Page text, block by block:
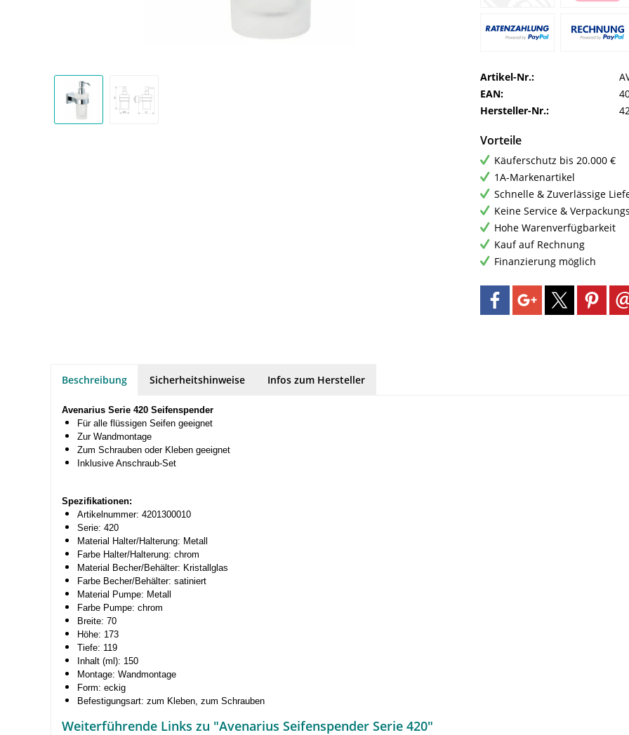
Artikel-Nr.:
EAN:
Hersteller-Nr.:
Vorteile
Käuferschutz bis 20.000 €
1A-Markenartikel
Schnelle & Zuverlässige
Keine Service &
Hohe Warenverfügbarkeit
Kauf auf Rechnung
Finanzierung möglich
Beschreibung Sicherheitshinweise Infos zum Hersteller
Avenarius Serie 420 Seifenspender
Für alle flüssigen Seifen geeignet
Zur Wandmontage
Zum Schrauben oder Kleben geeignet
Inklusive Anschraub-Set
Spezifikationen:
Artikelnummer: 4201300010
Serie: 420
Material Halter/Halterung: Metall
Farbe Halter/Halterung: chrom
Material Becher/Behälter: Kristallglas
Farbe Becher/Behälter: satiniert
Material Pumpe: Metall
Farbe Pumpe: chrom
Breite: 70
Höhe: 173
Tiefe: 119
Inhalt (ml): 150
Montage: Wandmontage
Form: eckig
Befestigungsart: zum Kleben, zum Schrauben
Weiterführende Links zu "Avenarius Seifenspender Serie 420"